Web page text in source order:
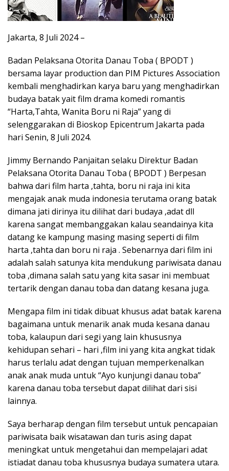
Jakarta, 8 Juli 2024 –
Badan Pelaksana Otorita Danau Toba ( BPODT )
bersama layar production dan PIM Pictures Association
kembali menghadirkan karya baru yang menghadirkan
budaya batak yait film drama komedi romantis
“Harta,Tahta, Wanita Boru ni Raja” yang di
selenggarakan di Bioskop Epicentrum Jakarta pada
hari Senin, 8 Juli 2024.
Jimmy Bernando Panjaitan selaku Direktur Badan
Pelaksana Otorita Danau Toba ( BPODT ) Berpesan
bahwa dari film harta ,tahta, boru ni raja ini kita
mengajak anak muda indonesia terutama orang batak
dimana jati dirinya itu dilihat dari budaya ,adat dll
karena sangat membanggakan kalau seandainya kita
datang ke kampung masing masing seperti di film
harta ,tahta dan boru ni raja . Sebenarnya dari film ini
adalah salah satunya kita mendukung pariwisata danau
toba ,dimana salah satu yang kita sasar ini membuat
tertarik dengan danau toba dan datang kesana juga.
Mengapa film ini tidak dibuat khusus adat batak karena
bagaimana untuk menarik anak muda kesana danau
toba, kalaupun dari segi yang lain khususnya
kehidupan sehari – hari ,film ini yang kita angkat tidak
harus terlalu adat dengan tujuan memperkenalkan
anak anak muda untuk “Ayo kunjungi danau toba”
karena danau toba tersebut dapat dilihat dari sisi
lainnya.
Saya berharap dengan film tersebut untuk pencapaian
pariwisata baik wisatawan dan turis asing dapat
meningkat untuk mengetahui dan mempelajari adat
istiadat danau toba khususnya budaya sumatera utara.